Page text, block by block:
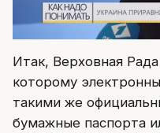
Итак, Верховная
которому
такими же
бумажные паспорта